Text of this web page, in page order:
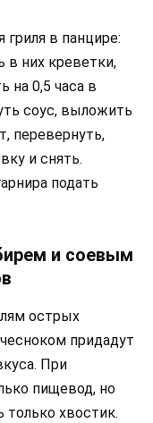
гриля в панцире:
них креветки,
на 0,5 часа в
соус, выложить
перевернуть,
и снять.
подать
и соевым
острых
придадут
При
пищевод, но
только хвостик.